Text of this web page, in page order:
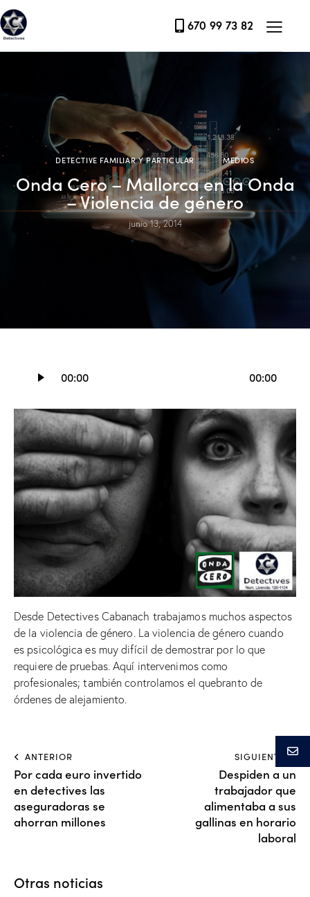
670 99 73 82
DETECTIVE FAMILIAR Y PARTICULAR MEDIOS
Onda Cero – Mallorca en la Onda
– Violencia de género
junio 13, 2014
00:00 00:00
Desde Detectives Cabanach trabajamos muchos aspectos
de la violencia de género. La violencia de género cuando
es psicológica es muy difícil de demostrar por lo que
requiere de pruebas. Aquí intervenimos como
profesionales; también controlamos el quebranto de
órdenes de alejamiento.
ANTERIOR
Por cada euro invertido
en detectives las
aseguradoras se
ahorran millones
SIGUIENTE
Despiden a un
trabajador que
alimentaba a sus
gallinas en horario
laboral
Otras noticias